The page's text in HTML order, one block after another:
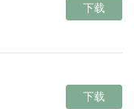
下载
下载